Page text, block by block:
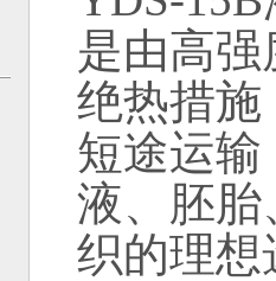
是由高
绝热措施
短途运
液、胚胎
织的理想